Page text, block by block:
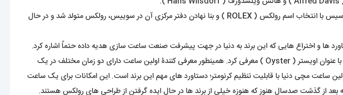
ROLEX ) و بنا نهادن دفتر مرکزی آن در سوییس، رولکس متولد شد و در حال
ها و اختراع هایی که این برند به دنیا در جهت پیشرفت صنعت ساعت سازی هدیه داده حتماً اشاره کرد.
در عصر ما، شنیدن اسم ساعت ضد آب شاید عادی باشد. ولی این رولکس بود که اولین ساعت ضد آب جهان با عنوان اویستر ( Oyster ) معرفی کرد. همینطور معرفی کنندۀ اولین ساعت دارای دو زمان مختلف در یک
ساعت مچی دنیا با قابلیت تنظیم کرنومتر؛ دستاورد های مهم این برند است. این امکانات برای یک ساعت
گذشت صدسال هنوز که هنوزه خیلی از برند ها در حال ایده گرفتن از طراحی های رولکس هستند.